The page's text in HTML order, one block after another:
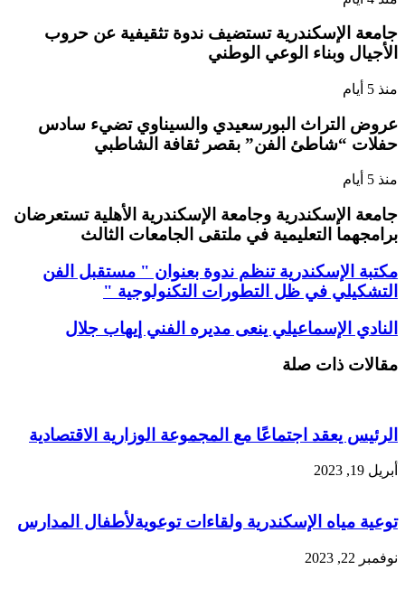
جامعة الإسكندرية تستضيف ندوة تثقيفية عن حروب
الأجيال وبناء الوعي الوطني
منذ 5 أيام
عروض التراث البورسعيدي والسيناوي تضيء سادس
حفلات “شاطئ الفن” بقصر ثقافة الشاطبي
منذ 5 أيام
جامعة الإسكندرية وجامعة الإسكندرية الأهلية تستعرضان
برامجهما التعليمية في ملتقى الجامعات الثالث
مكتبة الإسكندرية تنظم ندوة بعنوان " مستقبل الفن
التشكيلي في ظل التطورات التكنولوجية "
النادي الإسماعيلي ينعى مديره الفني إيهاب جلال
مقالات ذات صلة
الرئيس يعقد اجتماعًا مع المجموعة الوزارية الاقتصادية
أبريل 19, 2023
توعية مياه الإسكندرية ولقاءات توعويةلأطفال المدارس
نوفمبر 22, 2023